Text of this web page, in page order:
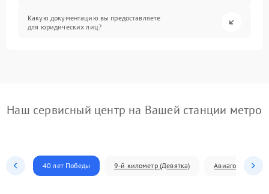
Какую документацию вы предоставляете
для юридических лиц?
Наш сервисный центр на Вашей станции метро
40 лет Победы 9-й километр (Девятка) Авиагородок